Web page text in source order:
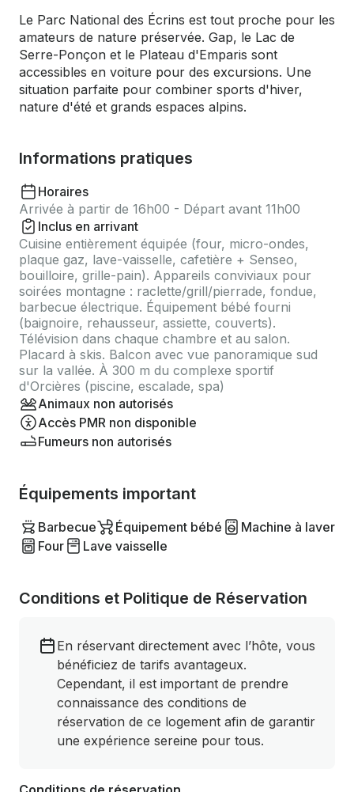
Le Parc National des Écrins est tout proche pour les
amateurs de nature préservée. Gap, le Lac de
Serre-Ponçon et le Plateau d'Emparis sont
accessibles en voiture pour des excursions. Une
situation parfaite pour combiner sports d'hiver,
nature d'été et grands espaces alpins.
Informations pratiques
Horaires
Arrivée à partir de 16h00 - Départ avant 11h00
Inclus en arrivant
Cuisine entièrement équipée (four, micro-ondes,
plaque gaz, lave-vaisselle, cafetière + Senseo,
bouilloire, grille-pain). Appareils conviviaux pour
soirées montagne : raclette/grill/pierrade, fondue,
barbecue électrique. Équipement bébé fourni
(baignoire, rehausseur, assiette, couverts).
Télévision dans chaque chambre et au salon.
Placard à skis. Balcon avec vue panoramique sud
sur la vallée. À 300 m du complexe sportif
d'Orcières (piscine, escalade, spa)
Animaux non autorisés
Accès PMR non disponible
Fumeurs non autorisés
Équipements important
Barbecue Équipement bébé
Machine à laver
Four
Lave vaisselle
Conditions et Politique de Réservation
En réservant directement avec l’hôte, vous
bénéficiez de tarifs avantageux.
Cependant, il est important de prendre
connaissance des conditions de
réservation de ce logement afin de garantir
une expérience sereine pour tous.